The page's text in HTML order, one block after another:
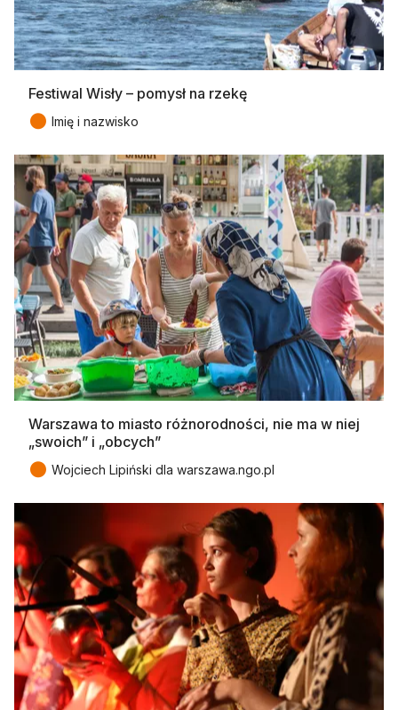
Festiwal Wisły – pomysł na rzekę
● Imię i nazwisko
Warszawa to miasto różnorodności, nie ma w niej
„swoich” i „obcych”
● Wojciech Lipiński dla warszawa.ngo.pl